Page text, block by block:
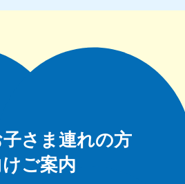
さま連れの方
ご案内